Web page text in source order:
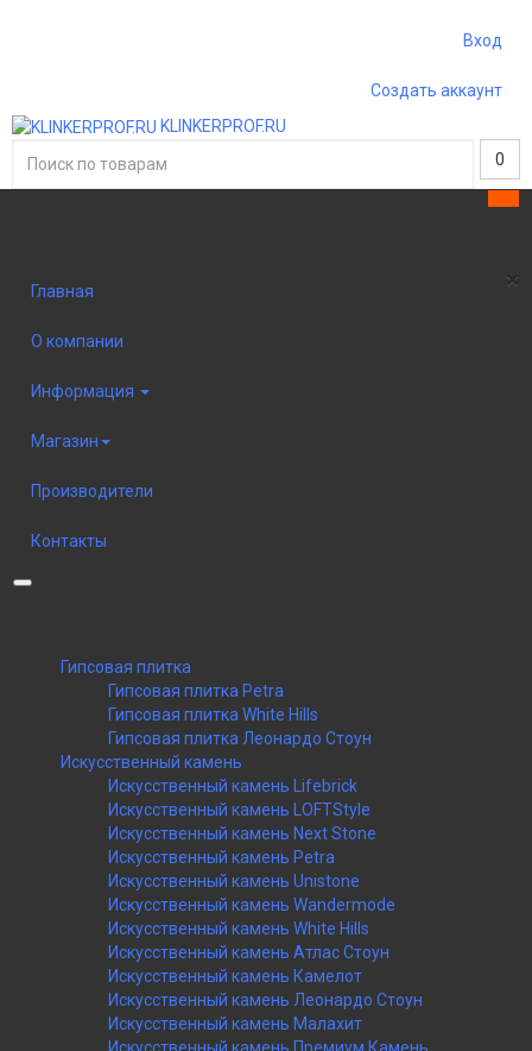
Вход
Создать аккаунт
KLINKERPROF.RU
0
×
Главная
О компании
Информация
Магазин
Производители
Контакты
Гипсовая плитка
Гипсовая плитка Petra
Гипсовая плитка White Hills
Гипсовая плитка Леонардо Стоун
Искусственный камень
Искусственный камень Lifebrick
Искусственный камень LOFTStyle
Искусственный камень Next Stone
Искусственный камень Petra
Искусственный камень Unistone
Искусственный камень Wandermode
Искусственный камень White Hills
Искусственный камень Атлас Стоун
Искусственный камень Камелот
Искусственный камень Леонардо Стоун
Искусственный камень Малахит